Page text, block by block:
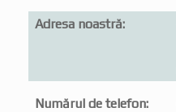
Adresa noastră:
Numărul de telefon: